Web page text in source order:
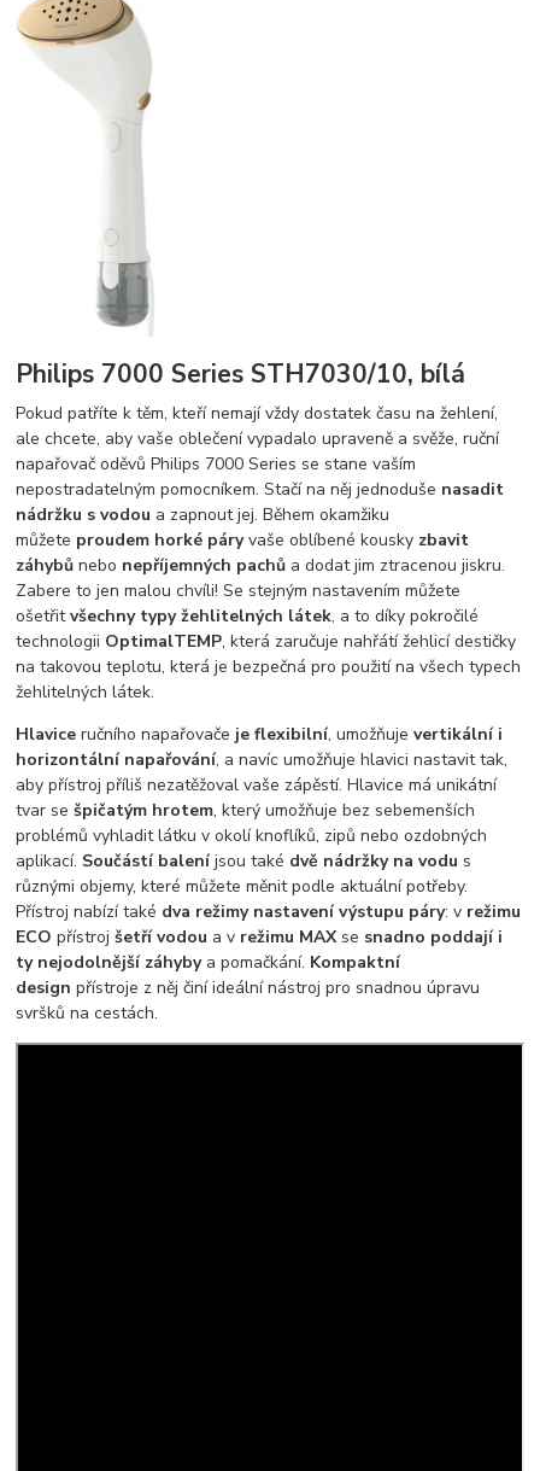
Philips 7000 Series STH7030/10, bílá
Pokud patříte k těm, kteří nemají vždy dostatek času na žehlení,
ale chcete, aby vaše oblečení vypadalo upraveně a svěže, ruční
napařovač oděvů Philips 7000 Series se stane vaším
nepostradatelným pomocníkem. Stačí na něj jednoduše nasadit
nádržku s vodou a zapnout jej. Během okamžiku
můžete proudem horké páryvaše oblíbené kousky zbavit
záhybů nebo nepříjemných pachů a dodat jim ztracenou jiskru.
Zabere to jen malou chvíli! Se stejným nastavením můžete
ošetřitvšechny typy žehlitelných látek, a to díky pokročilé
technologii OptimalTEMP, která zaručuje nahřátí žehlicí destičky
na takovou teplotu, která je bezpečná pro použití na všech typech
žehlitelných látek.
Hlavice ručního napařovače je flexibilní, umožňujevertikální i
horizontální napařování, a navíc umožňuje hlavici nastavit tak,
aby přístroj příliš nezatěžoval vaše zápěstí. Hlavice má unikátní
tvar sešpičatým hrotem, který umožňuje bez sebemenších
problémů vyhladit látku v okolí knoflíků, zipů nebo ozdobných
aplikací. Součástí baleníjsou také dvě nádržky na vodu s
různými objemy, které můžete měnit podle aktuální potřeby.
Přístroj nabízí také dva režimy nastavení výstupu páry: v režimu
ECO přístrojšetří vodou a v režimu MAXse snadno poddají i
ty nejodolnější záhybya pomačkání. Kompaktní
design přístroje z něj činí ideální nástroj pro snadnou úpravu
svršků na cestách.